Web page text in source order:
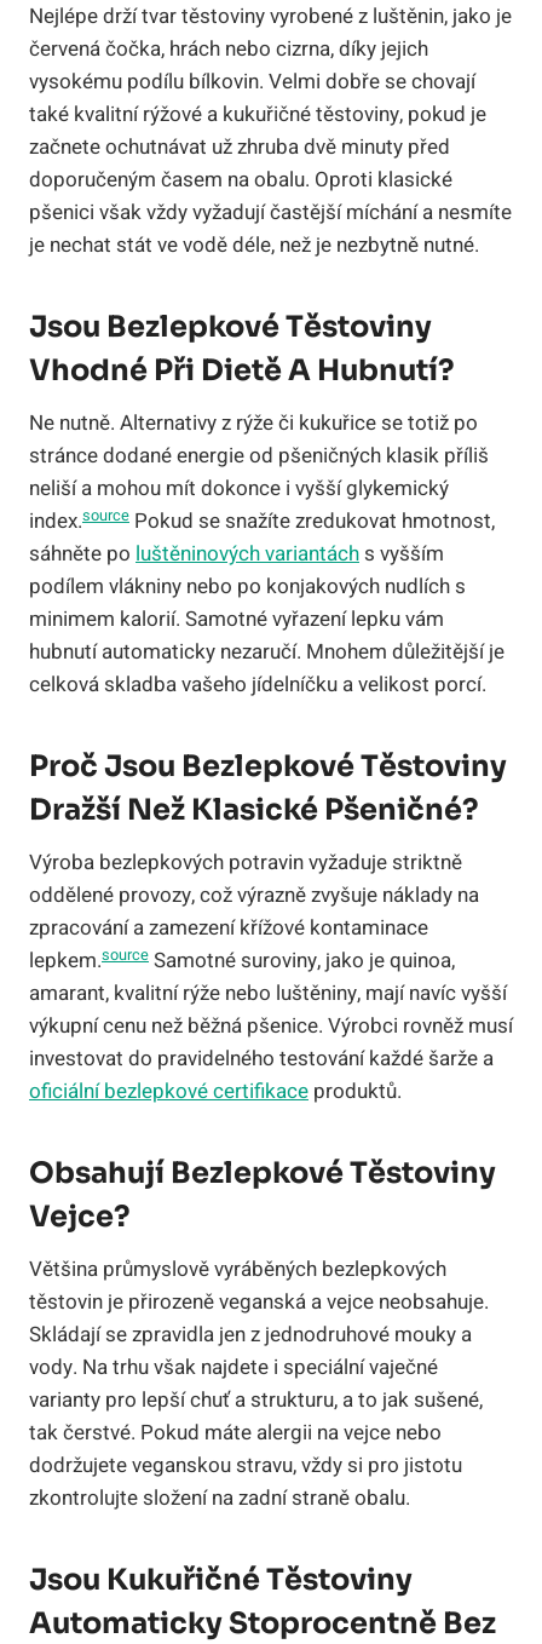
Nejlépe drží tvar těstoviny vyrobené z luštěnin, jako je
červená čočka, hrách nebo cizrna, díky jejich
vysokému podílu bílkovin. Velmi dobře se chovají
také kvalitní rýžové a kukuřičné těstoviny, pokud je
začnete ochutnávat už zhruba dvě minuty před
doporučeným časem na obalu. Oproti klasické
pšenici však vždy vyžadují častější míchání a nesmíte
je nechat stát ve vodě déle, než je nezbytně nutné.
Jsou Bezlepkové Těstoviny
Vhodné Při Dietě A Hubnutí?
Ne nutně. Alternativy z rýže či kukuřice se totiž po
stránce dodané energie od pšeničných klasik příliš
neliší a mohou mít dokonce i vyšší glykemický
index.source Pokud se snažíte zredukovat hmotnost,
sáhněte po luštěninových variantáchs vyšším
podílem vlákniny nebo po konjakových nudlích s
minimem kalorií. Samotné vyřazení lepku vám
hubnutí automaticky nezaručí. Mnohem důležitější je
celková skladba vašeho jídelníčku a velikost porcí.
Proč Jsou Bezlepkové Těstoviny
Dražší Než Klasické Pšeničné?
Výroba bezlepkových potravin vyžaduje striktně
oddělené provozy, což výrazně zvyšuje náklady na
zpracování a zamezení křížové kontaminace
lepkem.source Samotné suroviny, jako je quinoa,
amarant, kvalitní rýže nebo luštěniny, mají navíc vyšší
výkupní cenu než běžná pšenice. Výrobci rovněž musí
investovat do pravidelného testování každé šarže a
oficiální bezlepkové certifikace produktů.
Obsahují Bezlepkové Těstoviny
Vejce?
Většina průmyslově vyráběných bezlepkových
těstovin je přirozeně veganská a vejce neobsahuje.
Skládají se zpravidla jen z jednodruhové mouky a
vody. Na trhu však najdete i speciální vaječné
varianty pro lepší chuť a strukturu, a to jak sušené,
tak čerstvé. Pokud máte alergii na vejce nebo
dodržujete veganskou stravu, vždy si pro jistotu
zkontrolujte složení na zadní straně obalu.
Jsou Kukuřičné Těstoviny
Automaticky Stoprocentně Bez